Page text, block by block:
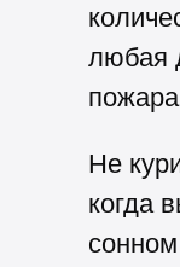
любая
Не
когда